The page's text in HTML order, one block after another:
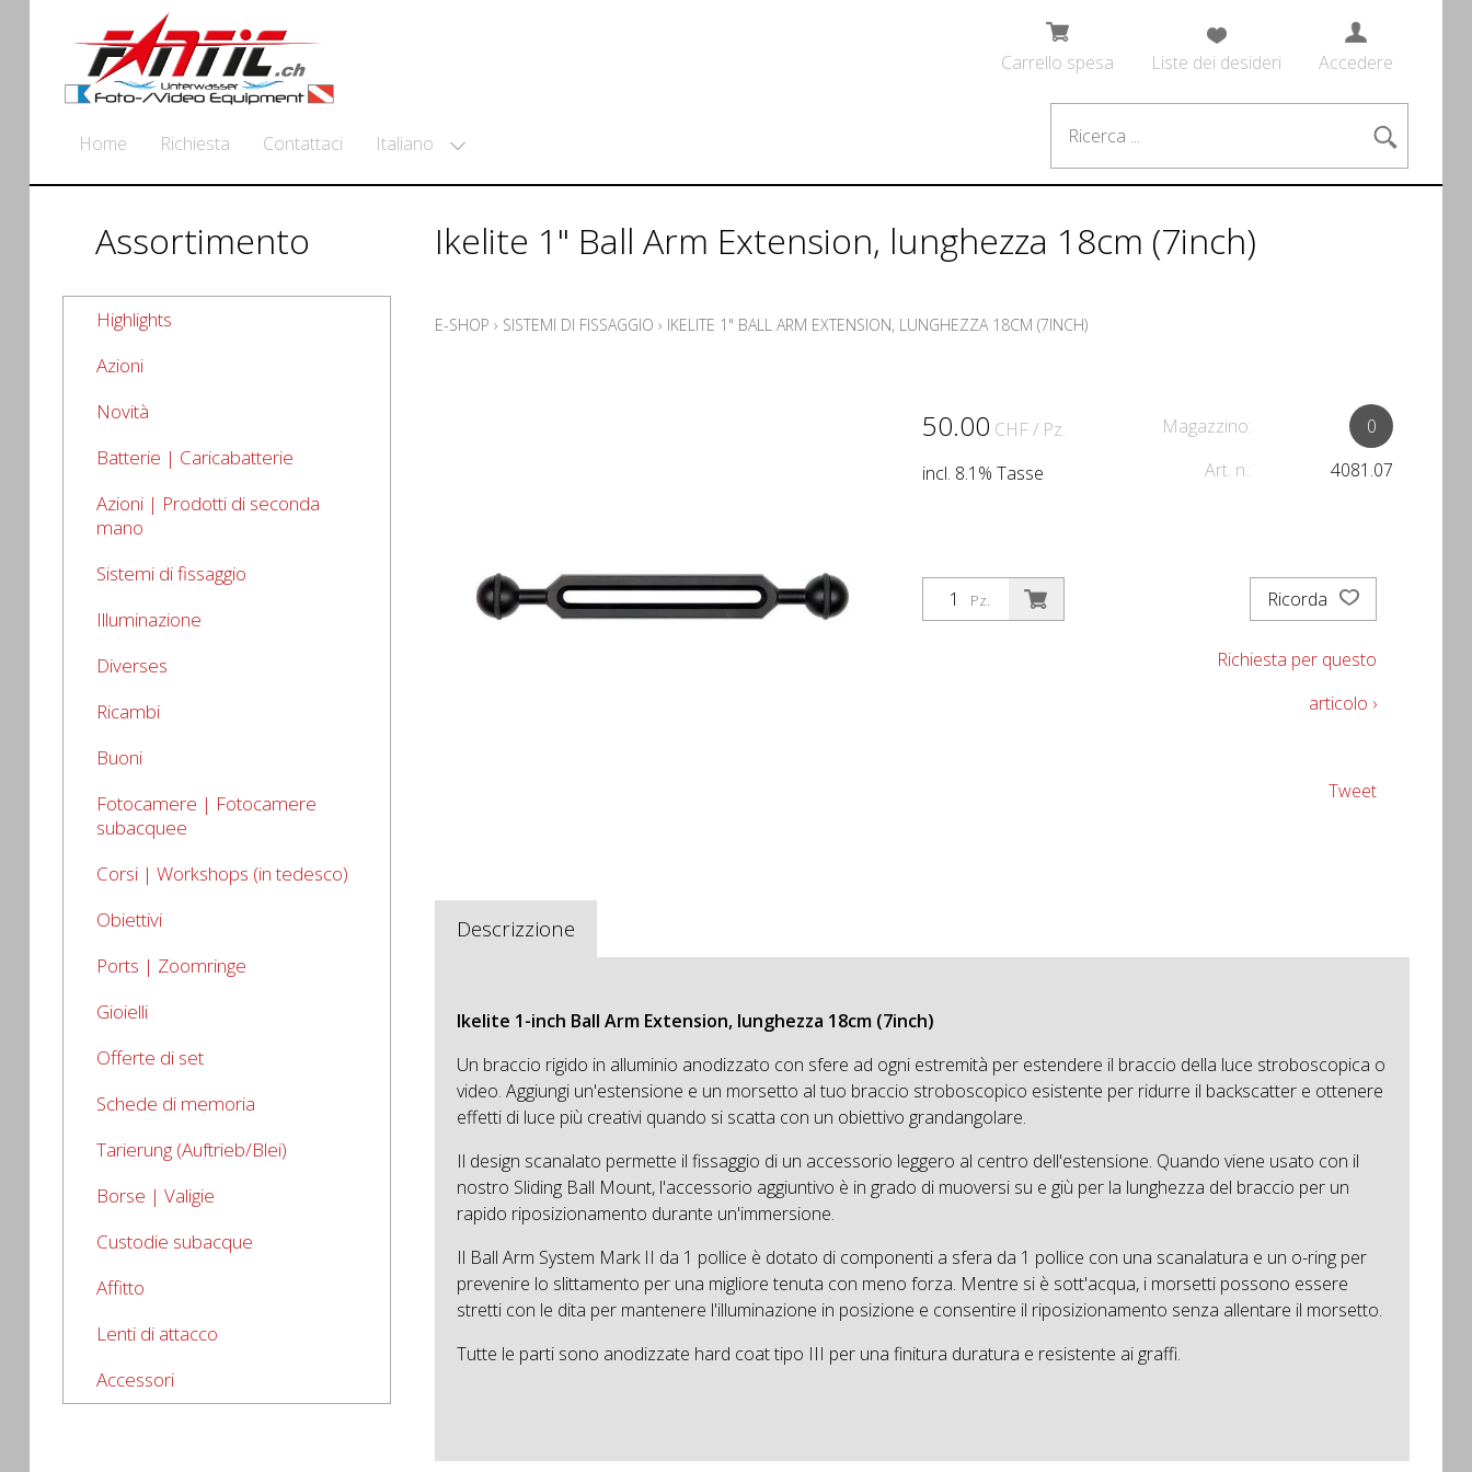
Carrello spesa Liste dei desideri Accedere
Home Richiesta Contattaci Italiano
Assortimento
Highlights
Azioni
Novità
Batterie | Caricabatterie
Azioni | Prodotti di seconda
mano
Sistemi di fissaggio
Illuminazione
Diverses
Ricambi
Buoni
Fotocamere | Fotocamere
subacquee
Corsi | Workshops (in tedesco)
Obiettivi
Ports | Zoomringe
Gioielli
Offerte di set
Schede di memoria
Tarierung (Auftrieb/Blei)
Borse | Valigie
Custodie subacque
Affitto
Lenti di attacco
Accessori
Ikelite 1" Ball Arm Extension, lunghezza 18cm (7inch)
E-SHOP › SISTEMI DI FISSAGGIO › IKELITE 1" BALL ARM EXTENSION, LUNGHEZZA 18CM (7INCH)
50.00 CHF / Pz.
incl. 8.1% Tasse
Magazzino:
0
Art. n.:
4081.07
Pz. Ricorda
Richiesta per questo
articolo ›
Tweet
Descrizzione
Ikelite 1-inch Ball Arm Extension, lunghezza 18cm (7inch)
Un braccio rigido in alluminio anodizzato con sfere ad ogni estremità per estendere il braccio della luce stroboscopica o
video. Aggiungi un'estensione e un morsetto al tuo braccio stroboscopico esistente per ridurre il backscatter e ottenere
effetti di luce più creativi quando si scatta con un obiettivo grandangolare.
Il design scanalato permette il fissaggio di un accessorio leggero al centro dell'estensione. Quando viene usato con il
nostro Sliding Ball Mount, l'accessorio aggiuntivo è in grado di muoversi su e giù per la lunghezza del braccio per un
rapido riposizionamento durante un'immersione.
Il Ball Arm System Mark II da 1 pollice è dotato di componenti a sfera da 1 pollice con una scanalatura e un o-ring per
prevenire lo slittamento per una migliore tenuta con meno forza. Mentre si è sott'acqua, i morsetti possono essere
stretti con le dita per mantenere l'illuminazione in posizione e consentire il riposizionamento senza allentare il morsetto.
Tutte le parti sono anodizzate hard coat tipo III per una finitura duratura e resistente ai graffi.